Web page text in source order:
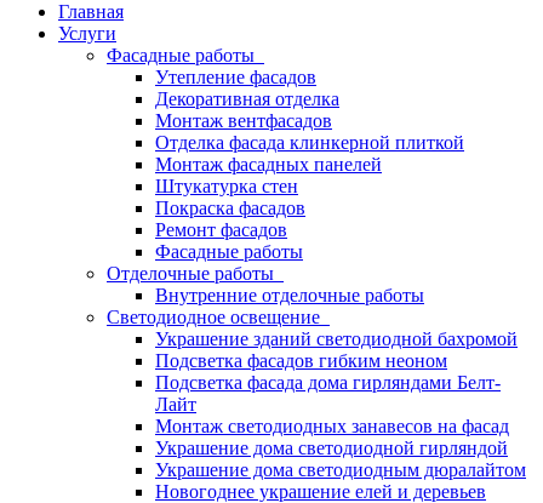
Главная
Услуги
Фасадные работы
Утепление фасадов
Декоративная отделка
Монтаж вентфасадов
Отделка фасада клинкерной плиткой
Монтаж фасадных панелей
Штукатурка стен
Покраска фасадов
Ремонт фасадов
Фасадные работы
Отделочные работы
Внутренние отделочные работы
Светодиодное освещение
Украшение зданий светодиодной бахромой
Подсветка фасадов гибким неоном
Подсветка фасада дома гирляндами Белт-
Лайт
Монтаж светодиодных занавесов на фасад
Украшение дома светодиодной гирляндой
Украшение дома светодиодным дюралайтом
Новогоднее украшение елей и деревьев